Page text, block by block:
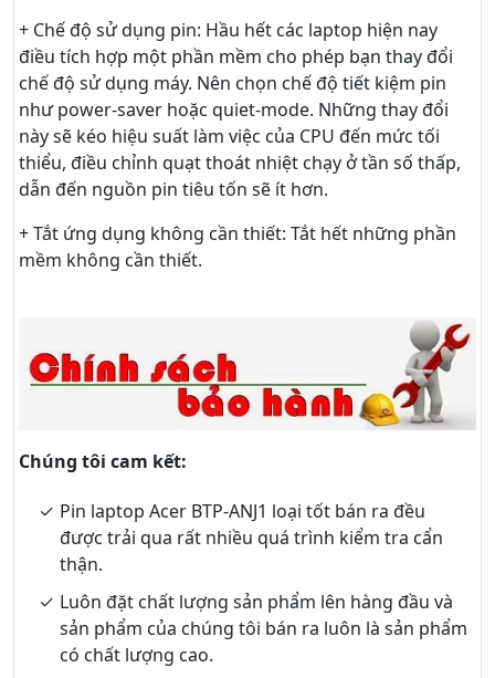
+ Chế độ sử dụng pin: Hầu hết các laptop hiện nay
điều tích hợp một phần mềm cho phép bạn thay đổi
chế độ sử dụng máy. Nên chọn chế độ tiết kiệm pin
như power-saver hoặc quiet-mode. Những thay đổi
này sẽ kéo hiệu suất làm việc của CPU đến mức tối
thiểu, điều chỉnh quạt thoát nhiệt chạy ở tần số thấp,
dẫn đến nguồn pin tiêu tốn sẽ ít hơn.
+ Tắt ứng dụng không cần thiết: Tắt hết những phần
mềm không cần thiết.
Chúng tôi cam kết:
Pin laptop Acer BTP-ANJ1 loại tốt bán ra đều
được trải qua rất nhiều quá trình kiểm tra cẩn
thận.
Luôn đặt chất lượng sản phẩm lên hàng đầu và
sản phẩm của chúng tôi bán ra luôn là sản phẩm
có chất lượng cao.